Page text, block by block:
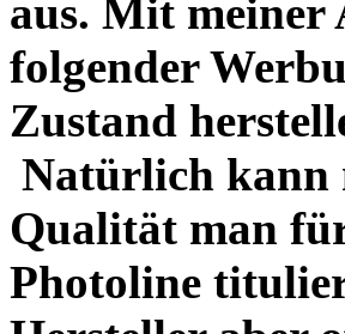
aus. Mit meiner
folgender
Zustand
Natürlich kann
Qualität man
Photoline